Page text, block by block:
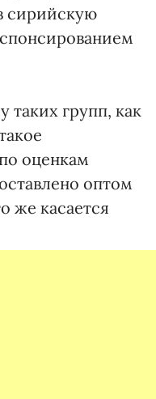
сирийскую
таких групп, как
оценкам
оптом
же касается